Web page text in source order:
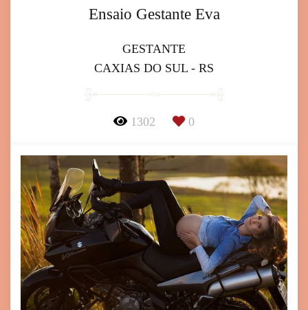
Ensaio Gestante Eva
GESTANTE
CAXIAS DO SUL - RS
1302 0